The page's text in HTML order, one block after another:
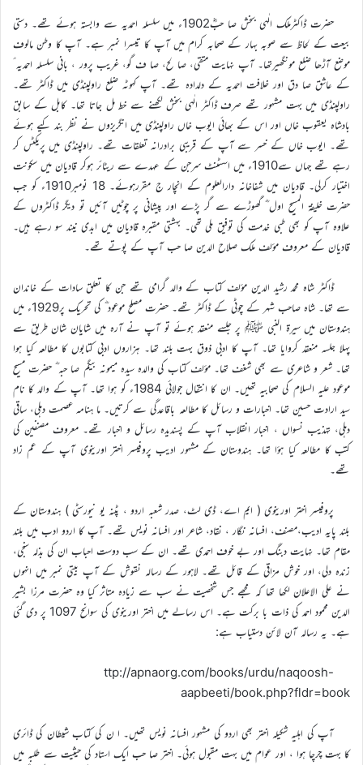
حضرت ڈاکٹرملک الٰہی بخش صا حبؓ1902ء میں سلسلہ احمدیہ سے وابستہ ہوئے تھے۔ دستی
بیعت کے لحاظ سے صوبہ بہار کے صحابہ کرام میں آپ کا تیسرا نمبر ہے۔ آپ کا وطن مالوف
موضع آڑھا ضلع مونگھیرتھا۔ آپ نہایت متقی، صا لح، صا ف گو، غریب پرور ، بانی سلسلہ احمدیہ ؑ
کے عاشق صا دق اور خلافت احمدیہ کے دلدادہ تھے۔ آپ کہوٹہ ضلع راولپنڈی میں ڈاکٹر تھے۔
راولپنڈی میں بہت مشہور تھے صرف ڈاکٹر الٰہی بخش لکھنے سے خط مل جاتا تھا۔ کابل کے سابق
بادشاہ یعقوب خاں اور اس کے بھائی ایوب خاں راولپنڈی میں انگریزوں نے نظر بند کیے ہوئے
تھے۔ ایوب خاں کے خسر سے آپ کے قریبی برادرانہ تعلقات تھے۔ راولپنڈی میں پریکٹس کر
رہے تھے جہاں سے1910ء میں اسسٹنٹ سرجن کے عہدے سے ریٹائر ہوکر قادیان میں سکونت
اختیار کرلی۔ قادیان میں شفاخانہ دارالعلوم کے انچار ج مقررہوئے۔ 18 نومبر1910ء کو جب
حضرت خلیفۃ المسیح اول ؓ گھوڑے سے گر پڑے اور پیشانی پر چوٹیں آئیں تو دیگر ڈاکٹروں کے
علاوہ آپ کو بھی طبی خدمت کی توفیق ملی تھی۔ بہشتی مقبرہ قادیان میں ابدی نیند سو رہے ہیں۔
قادیان کے معروف مؤلف ملک صلاح الدین صا حب آپ کے پوتے تھے۔
ڈاکٹر شاہ محمد رشید الدین مؤلف کتاب کے والد گرامی تھے جن کا تعلق سادات کے خاندان
سے تھا۔ شاہ صاحب شہر کے چوٹی کے ڈاکٹر تھے۔ حضرت مصلح موعود ؓ کی تحریک پر1929ء میں
ہندوستان میں سیرۃ النبی ﷺ پر جلسے منعقد ہوئے تو آپ نے آرہ میں شایان شان طریق سے
پہلا جلسہ منعقد کروایا تھا۔ آپ کا ادبی ذوق بہت بلند تھا۔ ہزاروں ادبی کتابوں کا مطالعہ کیا ہوا
تھا۔ شعر و شاعری سے بھی شغف تھا۔ مؤلف کتاب کی والدہ سیدہ میمونہ بیگم صا حبہ ؓ حضرت مسیح
موعود علیہ السلام کی صحابیہ تھیں۔ ان کا انتقال جولائی 1984ء کو ہوا تھا۔ آپ کے والد کا نام
سید ارادت حسین تھا۔ اخبارات و رسائل کا مطالعہ باقاعدگی سے کرتیں۔ ما ہنامہ عصمت دہلی، ساقی
دہلی، تہذیب نسواں ، اخبار انقلاب آپ کے پسندیدہ رسائل و اخبار تھے۔ معروف مصنفین کی
کتب کا مطالعہ کیا ہؤا تھا۔ ہندوستان کے مشہور ادیب پروفیسر اختر اورینوی آپ کے عم زاد
تھے۔
پروفیسر اختر اورینوی ( ایم اے، ڈی لٹ، صدر شعبہ اردو ، پٹنہ یو نیورسٹی ) ہندوستان کے
بلند پایہ ادیب،مصنف، افسانہ نگار ، نقاد، شاعر اور افسانہ نویس تھے۔ آپ کا اردو ادب میں بلند
مقام تھا۔ نہایت دبنگ اور بے خوف احمدی تھے۔ ان کے سب دوست احباب ان کی بذلہ سنجی،
زندہ دلی، اور خوش مزاقی کے قائل تھے۔ لاہور کے رسالہ نقوش کے آپ بیتی نمبر میں انہوں
نے علی الاعلان لکھا تھا کہ مجھے جس شخصیت نے سب سے زیادہ متاثر کیا وہ حضرت مرزا بشیر
الدین محمود احمد کی ذات با برکت ہے۔ اس رسالے میں اختر اورینوی کی سوانح 1097 پر دی گئی
ہے۔ یہ رسالہ آن لائن دستیاب ہے:
ttp://apnaorg.com/books/urdu/naqoosh-
aapbeeti/book.php?fldr=book
آپ کی اہلیہ شکیلہ اختر بھی اردو کی مشہور افسانہ نویس تھیں۔ ا ن کی کتاب شیطان کی ڈائری
کا بہت چرچا ہوا ، اور عوام میں بہت مقبول ہوئی۔ اختر صا حب ایک استاد کی حیثیت سے طلبہ میں